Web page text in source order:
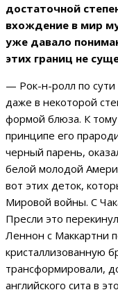
достаточной
вхождение в мир
уже давало
этих границ не
— Рок-н-ролл по сути
даже в некоторой
формой блюза. К
принципе его
черный парень,
белой молодой
вот этих деток,
Мировой войны. С
Пресли это
Леннон с Маккартни
кристаллизованную
трансформировали,
английского сита в